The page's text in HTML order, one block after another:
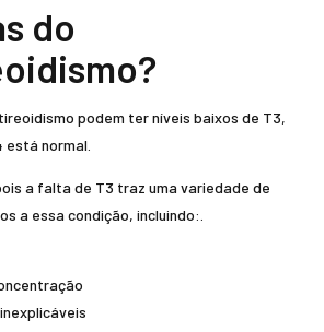
do
podem ter níveis baixos de T3,
está normal.
a falta de T3 traz uma variedade de
a essa condição, incluindo:.